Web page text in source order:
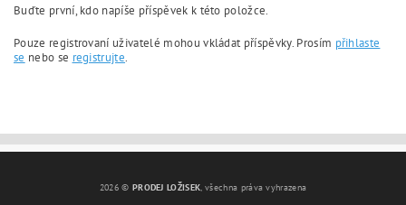
Buďte první, kdo napíše příspěvek k této položce.
Pouze registrovaní uživatelé mohou vkládat příspěvky. Prosím přihlaste
se nebo se registrujte.
2026 © PRODEJ LOŽISEK, všechna práva vyhrazena